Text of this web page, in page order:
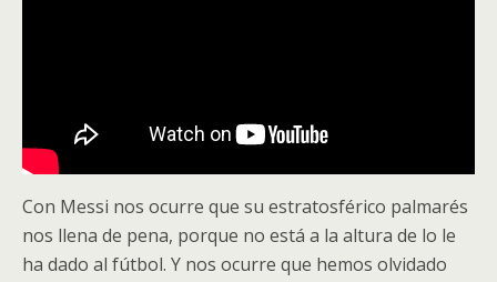
Con Messi nos ocurre que su estratosférico palmarés
nos llena de pena, porque no está a la altura de lo le
ha dado al fútbol. Y nos ocurre que hemos olvidado